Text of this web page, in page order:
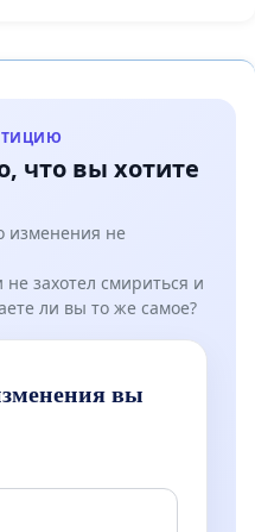
что вы хотите
изменения не
захотел смириться и
ли вы то же самое?
вы